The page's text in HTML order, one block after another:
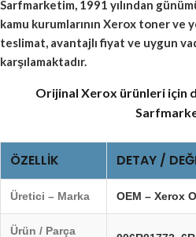
Sarfmarketim, 1991 yılından
kamu kurumlarının Xerox toner ve
teslimat, avantajlı fiyat ve uygun
karşılamaktadır.
Orijinal Xerox ürünleri için
ÖZELLIK DETAY /
Üretici – Marka OEM – Xerox
Ürün / Parça